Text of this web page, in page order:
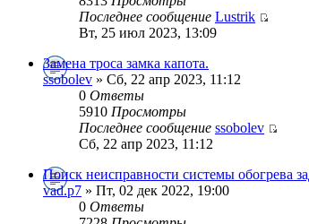
Последнее сообщение Lustrik
Вт, 25 июл 2023, 13:09
Замена троса замка капота.
ssobolev » Сб, 22 апр 2023, 11:12
0 Ответы
5910 Просмотры
Последнее сообщение ssobolev
Сб, 22 апр 2023, 11:12
Поиск неисправности системы обогрева
vad.p7 » Пт, 02 дек 2022, 19:00
0 Ответы